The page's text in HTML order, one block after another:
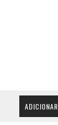
ADICIONAR